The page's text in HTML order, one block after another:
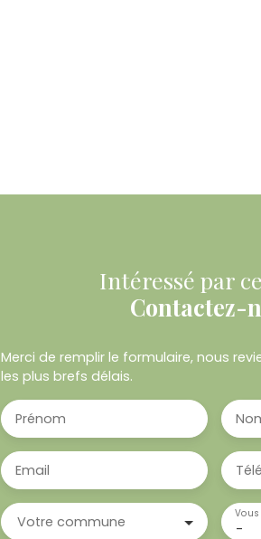
Intéressé par
Contactez-
Merci de remplir le formulaire, nous
les plus brefs délais.
Prénom
Email
Votre commune -
Vous